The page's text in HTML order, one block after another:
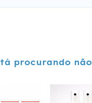
procurando